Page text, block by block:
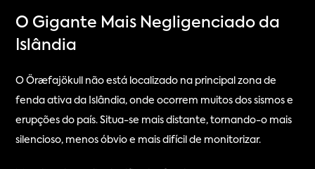
O Gigante Mais Negligenciado da
Islândia
O Öræfajökull não está localizado na principal zona de
fenda ativa da Islândia, onde ocorrem muitos dos sismos e
erupções do país. Situa-se mais distante, tornando-o mais
silencioso, menos óbvio e mais difícil de monitorizar.